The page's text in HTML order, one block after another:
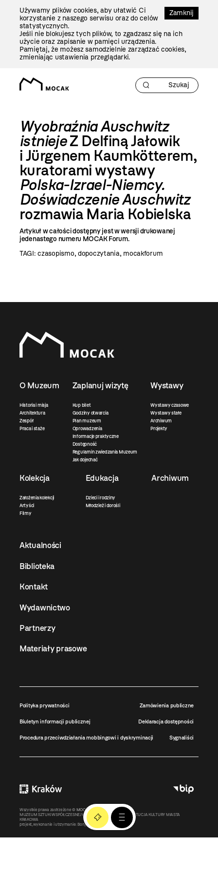
Zamknij
Używamy plików cookies, aby ułatwić Ci
korzystanie z naszego serwisu oraz do celów
statystycznych.
Jeśli nie blokujesz tych plików, to zgadzasz się na ich
użycie oraz zapisanie w pamięci urządzenia.
Pamiętaj, że możesz samodzielnie zarządzać cookies,
zmieniając ustawienia przeglądarki.
Wyobraźnia Auschwitz
istniejeZ Delfiną Jałowik
i Jürgenem Kaumkötterem,
kuratorami wystawy
Polska-Izrael-Niemcy.
Doświadczenie Auschwitz
rozmawia Maria Kobielska
Artykuł w całości dostępny jest w wersji drukowanej
jedenastego numeru MOCAK Forum.
TAGI:czasopismo, dopoczytania, mocakforum
O Muzeum
Historia i misja
Architektura
Zespół
Praca i staże
Zaplanuj wizytę
Kup bilet
Godziny otwarcia
Plan muzeum
Oprowadzenia
Informacje praktyczne
Dostępność
Regulamin zwiedzania Muzeum
Jak dojechać
Wystawy
Wystawy czasowe
Wystawy stałe
Archiwum
Projekty
Kolekcja
Założenia kolekcji
Artyści
Filmy
Edukacja
Dzieci i rodziny
Młodzież i dorośli
Archiwum
Aktualności
Biblioteka
Kontakt
Wydawnictwo
Partnerzy
Materiały prasowe
Polityka prywatności Zamówienia publiczne
Biuletyn informacji publicznej Deklaracja dostępności
Procedura przeciwdziałania mobbingowi i dyskryminacji Sygnaliści
Wszystkie prawa zastrzeżone © MOCAK2011-2026
MUZEUM SZTUKI WSPÓŁCZESNEJ W KRAKOWIE MOCAK – INSTYTUCJA KULTURY MIASTA
KRAKOWA
projekt, wykonanie i utrzymanie: Bonjour.pl